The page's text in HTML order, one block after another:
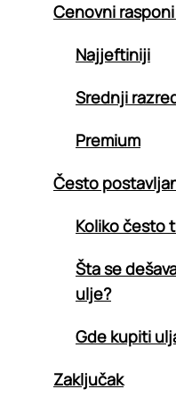
Cenovni
Najjeftiniji
Srednji
Premium
Često
Koliko često
Šta se
ulje?
Gde kupiti
Zaključak